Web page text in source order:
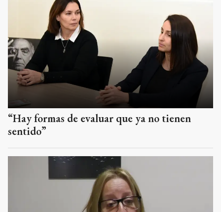
“Hay formas de evaluar que ya no tienen
sentido”